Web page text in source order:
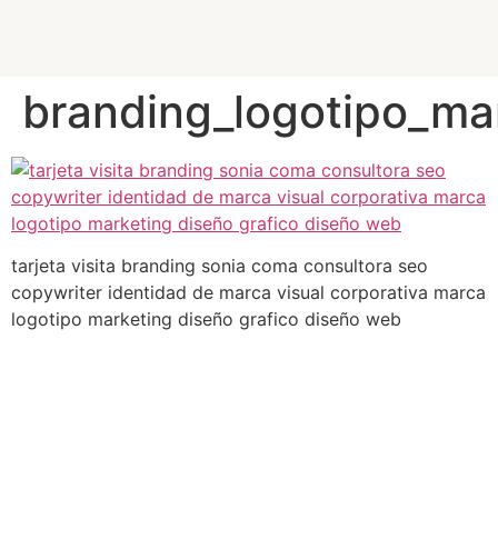
tarjeta visita branding sonia coma consultora seo
copywriter identidad de marca visual corporativa marca
logotipo marketing diseño grafico diseño web